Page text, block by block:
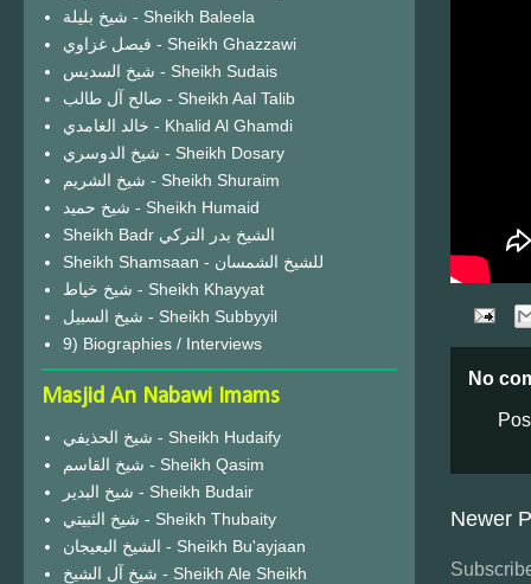
No
Newer
شيخ بليلة - Sheikh Baleela
فيصل غزاوي - Sheikh Ghazzawi
شيخ السديس - Sheikh Sudais
صالح آل طالب - Sheikh Aal Talib
خالد الغامدي - Khalid Al Ghamdi
شيخ الدوسري - Sheikh Dosary
شيخ الشريم - Sheikh Shuraim
شيخ حميد - Sheikh Humaid
Sheikh Badr الشيخ بدر التركي
Sheikh Shamsaan - للشيخ الشمسان
شيخ خياط - Sheikh Khayyat
شيخ السبيل - Sheikh Subbyyil
9) Biographies / Interviews
Masjid An Nabawi Imams
شيخ الحذيفي - Sheikh Hudaify
شيخ القاسم - Sheikh Qasim
شيخ البدير - Sheikh Budair
شيخ الثبيتي - Sheikh Thubaity
الشيخ البعيجان - Sheikh Bu'ayjaan
شيخ آل الشيخ - Sheikh Ale Sheikh